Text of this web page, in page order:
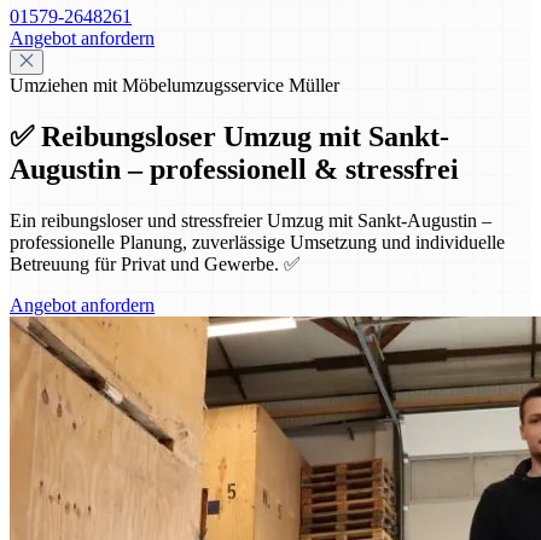
01579-2648261
Angebot anfordern
Umziehen mit Möbelumzugsservice Müller
✅ Reibungsloser Umzug mit Sankt-
Augustin – professionell & stressfrei
Ein reibungsloser und stressfreier Umzug mit Sankt-Augustin –
professionelle Planung, zuverlässige Umsetzung und individuelle
Betreuung für Privat und Gewerbe. ✅
Angebot anfordern